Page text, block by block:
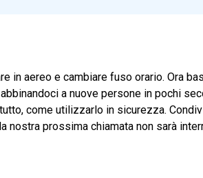
in aereo e cambiare fuso orario. Ora
a nuove persone in pochi
come utilizzarlo in sicurezza.
la nostra prossima chiamata non sarà